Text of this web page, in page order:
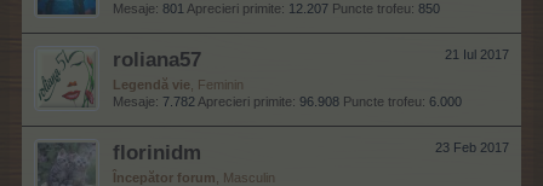
Mesaje: 801 Aprecieri primite: 12.207 Puncte trofeu: 850
21 Iul 2017
roliana57
Legendă vie , Feminin
Mesaje: 7.782 Aprecieri primite: 96.908 Puncte trofeu: 6.000
23 Feb 2017
florinidm
Începător forum , Masculin